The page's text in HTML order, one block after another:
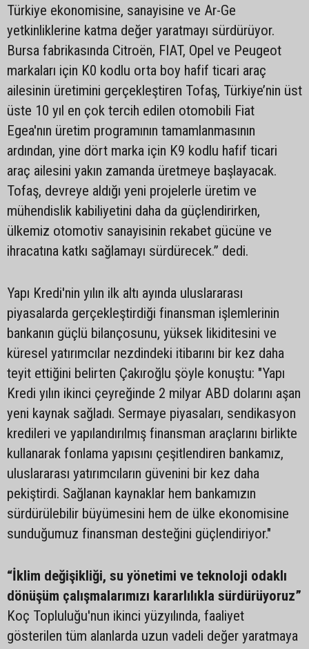
Türkiye ekonomisine, sanayisine ve Ar-Ge
yetkinliklerine katma değer yaratmayı sürdürüyor.
Bursa fabrikasında Citroën, FIAT, Opel ve Peugeot
markaları için K0 kodlu orta boy hafif ticari araç
ailesinin üretimini gerçekleştiren Tofaş, Türkiye’nin üst
üste 10 yıl en çok tercih edilen otomobili Fiat
Egea'nın üretim programının tamamlanmasının
ardından, yine dört marka için K9 kodlu hafif ticari
araç ailesini yakın zamanda üretmeye başlayacak.
Tofaş, devreye aldığı yeni projelerle üretim ve
mühendislik kabiliyetini daha da güçlendirirken,
ülkemiz otomotiv sanayisinin rekabet gücüne ve
ihracatına katkı sağlamayı sürdürecek.” dedi.
Yapı Kredi'nin yılın ilk altı ayında uluslararası
piyasalarda gerçekleştirdiği finansman işlemlerinin
bankanın güçlü bilançosunu, yüksek likiditesini ve
küresel yatırımcılar nezdindeki itibarını bir kez daha
teyit ettiğini belirten Çakıroğlu şöyle konuştu: "Yapı
Kredi yılın ikinci çeyreğinde 2 milyar ABD dolarını aşan
yeni kaynak sağladı. Sermaye piyasaları, sendikasyon
kredileri ve yapılandırılmış finansman araçlarını birlikte
kullanarak fonlama yapısını çeşitlendiren bankamız,
uluslararası yatırımcıların güvenini bir kez daha
pekiştirdi. Sağlanan kaynaklar hem bankamızın
sürdürülebilir büyümesini hem de ülke ekonomisine
sunduğumuz finansman desteğini güçlendiriyor."
“İklim değişikliği, su yönetimi ve teknoloji odaklı
dönüşüm çalışmalarımızı kararlılıkla sürdürüyoruz”
Koç Topluluğu'nun ikinci yüzyılında, faaliyet
gösterilen tüm alanlarda uzun vadeli değer yaratmaya